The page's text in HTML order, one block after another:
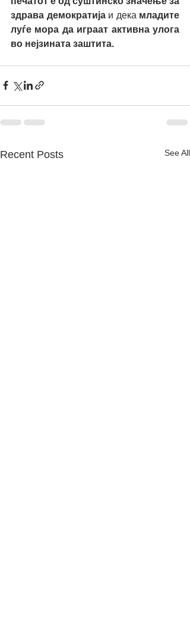
здрава демократија и дека младите
луѓе мора да играат активна улога
во нејзината заштита.
Recent Posts See All